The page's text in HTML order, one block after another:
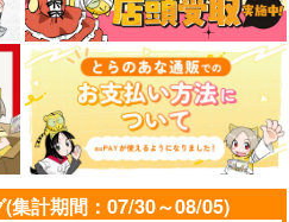
集計期間：07/30～08/05)